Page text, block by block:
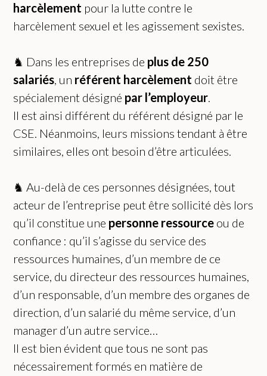
harcèlement pour la lutte contre le
harcèlement sexuel et les agissement sexistes.
♞ Dans les entreprises de plus de 250
salariés, un référent harcèlement doit être
spécialement désigné par l’employeur.
Il est ainsi différent du référent désigné par le
CSE. Néanmoins, leurs missions tendant à être
similaires, elles ont besoin d’être articulées.
♞ Au-delà de ces personnes désignées, tout
acteur de l’entreprise peut être sollicité dès lors
qu’il constitue une personne ressource ou de
confiance : qu’il s’agisse du service des
ressources humaines, d’un membre de ce
service, du directeur des ressources humaines,
d’un responsable, d’un membre des organes de
direction, d’un salarié du même service, d’un
manager d’un autre service…
Il est bien évident que tous ne sont pas
nécessairement formés en matière de